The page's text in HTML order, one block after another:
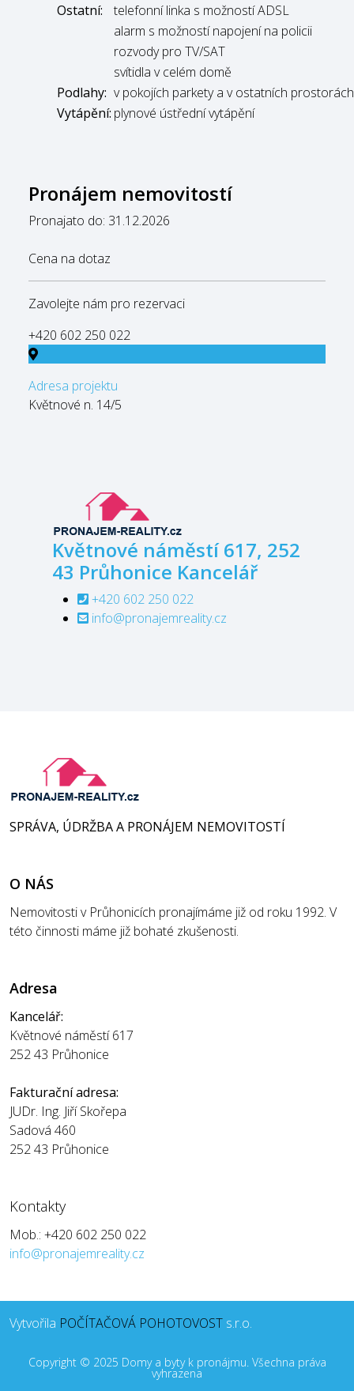
Ostatní:
telefonní linka s možností ADSL
alarm s možností napojení na policii
rozvody pro TV/SAT
svítidla v celém domě
Podlahy: v pokojích parkety a v ostatních
Vytápění: plynové ústřední vytápění
Pronájem nemovitostí
Pronajato do: 31.12.2026
Cena na dotaz
Zavolejte nám pro rezervaci
+420 602 250 022
Adresa projektu
Květnové n. 14/5
Květnové náměstí 617, 252
43 Průhonice Kancelář
+420 602 250 022
info@pronajemreality.cz
SPRÁVA, ÚDRŽBA A PRONÁJEM NEMOVITOSTÍ
O NÁS
Nemovitosti v Průhonicích pronajímáme již od roku 1992. V
této činnosti máme již bohaté zkušenosti.
Adresa
Kancelář:
Květnové náměstí 617
252 43 Průhonice
Fakturační adresa:
JUDr. Ing. Jiří Skořepa
Sadová 460
252 43 Průhonice
Kontakty
Mob.: +420 602 250 022
info@pronajemreality.cz
Vytvořila POČÍTAČOVÁ POHOTOVOST s.r.o.
Copyright © 2025 Domy a byty k pronájmu. Všechna práva
vyhrazena